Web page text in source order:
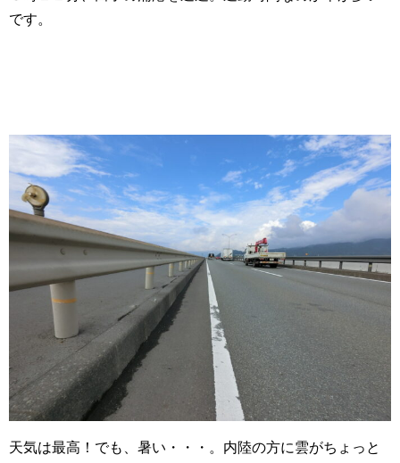
です。
天気は最高！でも、暑い・・・。内陸の方に雲がちょっと